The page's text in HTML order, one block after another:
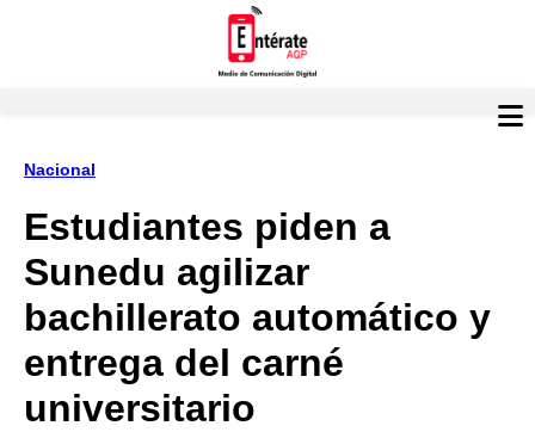
Nacional
Estudiantes piden a
Sunedu agilizar
bachillerato automático y
entrega del carné
universitario